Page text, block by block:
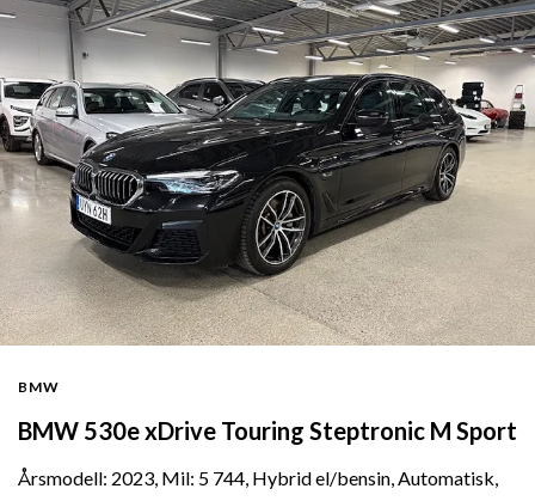
BMW
BMW 530e xDrive Touring Steptronic M Sport
Årsmodell: 2023, Mil: 5 744, Hybrid el/bensin, Automatisk,